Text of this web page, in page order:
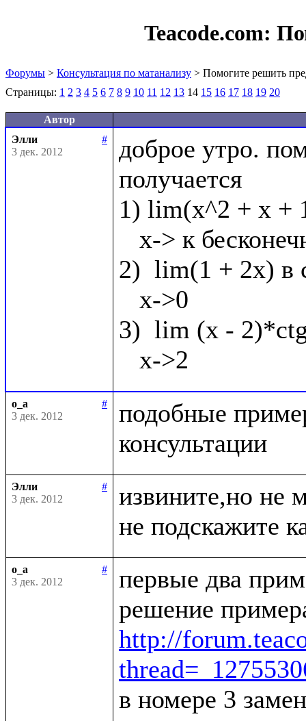
Teacode.com:
Форумы > Консультация по матанализу > Помогите решить
Страницы: 1 2 3 4 5 6 7 8 9 10 11 12 13 14 15 16 17 18 19 20
Автор
Элли
#
3 дек. 2012
доброе утро.
получается
1) lim(x^2 + x +
2)  lim(1 + 2x) в
3)  lim (x -
o_a
#
3 дек. 2012
подобные
Элли
#
3 дек. 2012
извините,но не
o_a
#
3 дек. 2012
первые два
http://
в номере 3